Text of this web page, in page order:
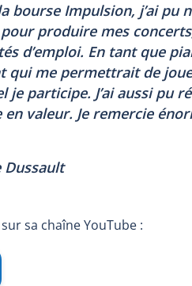
bourse Impulsion, j’ai pu
produire mes
d’emploi. En tant que
qui me permettrait de
je participe. J’ai aussi pu
valeur. Je remercie
Dussault
sa chaîne YouTube :